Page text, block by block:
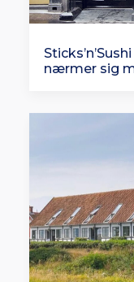
nærmer sig